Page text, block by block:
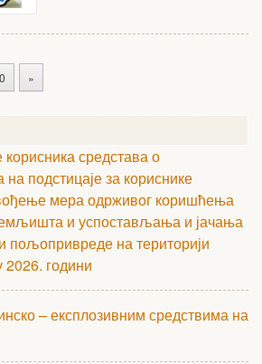
»
средстава о
подстицаје за кориснике
мера одрживог коришћења
и успостављања и јачања
пољопривреде на територији
години
– експлозивним средствима на